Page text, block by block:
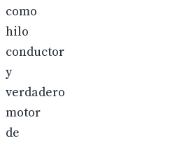
como
hilo
conductor
y
verdadero
motor
de